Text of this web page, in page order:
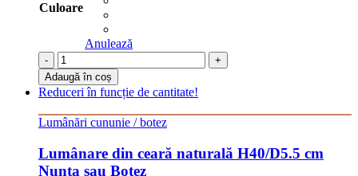
Culoare
Anulează
-
+
Adaugă în coș
Reduceri în funcție de cantitate!
Lumânări cununie / botez
Lumânare din ceară naturală H40/D5.5 cm
Nunta sau Botez